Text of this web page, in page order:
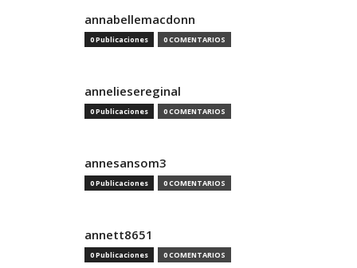
annabellemacdonn
0 Publicaciones 0 COMENTARIOS
anneliesereginal
0 Publicaciones 0 COMENTARIOS
annesansom3
0 Publicaciones 0 COMENTARIOS
annett8651
0 Publicaciones 0 COMENTARIOS